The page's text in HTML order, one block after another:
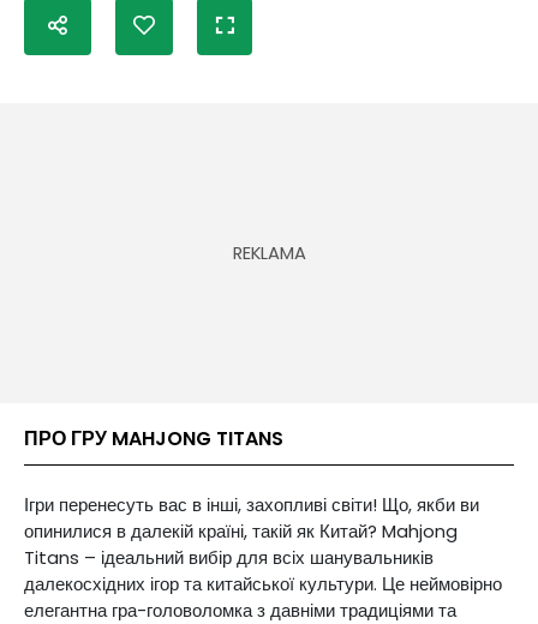
ПРО ГРУ MAHJONG TITANS
Ігри перенесуть вас в інші, захопливі світи! Що, якби ви
опинилися в далекій країні, такій як Китай? Mahjong
Titans – ідеальний вибір для всіх шанувальників
далекосхідних ігор та китайської культури. Це неймовірно
елегантна гра-головоломка з давніми традиціями та